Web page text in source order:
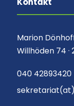
Marion
Willhöden 74
040 42893420